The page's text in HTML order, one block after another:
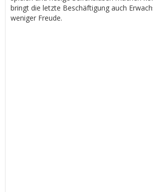
bringt die letzte Beschäftigung auch
weniger Freude.